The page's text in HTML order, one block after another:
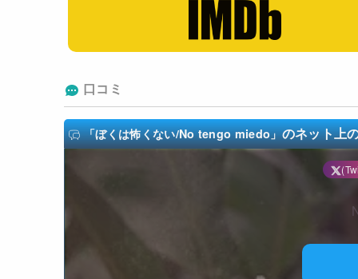
口コミ
「ぼくは怖くない/No tengo miedo」のネット上